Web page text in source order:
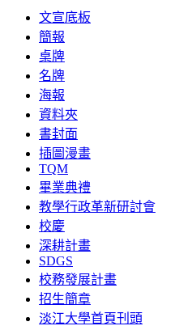
文宣底板
簡報
桌牌
名牌
海報
資料夾
書封面
插圖漫畫
TQM
畢業典禮
教學行政革新研討會
校慶
深耕計畫
SDGS
校務發展計畫
招生簡章
淡江大學首頁刊頭